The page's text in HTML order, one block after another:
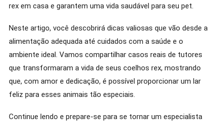
rex em casa e garantem uma vida saudável para seu pet.
Neste artigo, você descobrirá dicas valiosas que vão desde a
alimentação adequada até cuidados com a saúde e o
ambiente ideal. Vamos compartilhar casos reais de tutores
que transformaram a vida de seus coelhos rex, mostrando
que, com amor e dedicação, é possível proporcionar um lar
feliz para esses animais tão especiais.
Continue lendo e prepare-se para se tornar um especialista